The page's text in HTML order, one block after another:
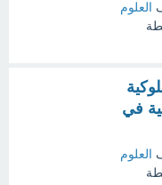
العلوم
في
العلوم